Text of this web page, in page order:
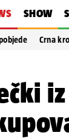
SHOW
Crna